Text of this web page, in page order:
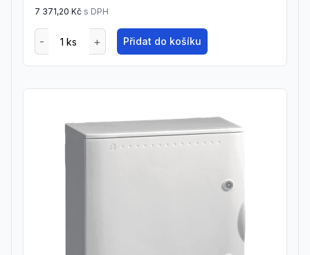
7 371,20 Kč s DPH
Přidat do košíku